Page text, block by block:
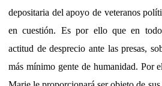
depositaria del apoyo de veteranos
en cuestión. Es por ello que en
actitud de desprecio ante las presas,
más mínimo gente de humanidad. Por